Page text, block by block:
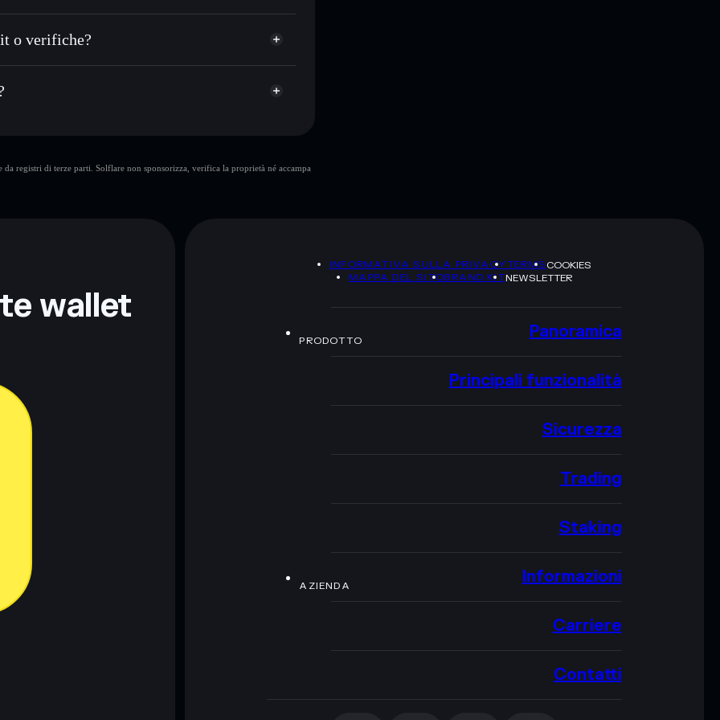
TRMIRAN
o verifiche?
registri di terze parti. Solflare non sponsorizza, verifica la proprietà né accampa
wallet
INFORMATIVA SULLA PRIVACYTERMSCOOKIES
MAPPA DEL SITOBRAND KITNEWSLETTER
PRODOTTO Panoramica
Principali funzionalità
Sicurezza
Trading
Staking
AZIENDA Informazioni
Carriere
Contatti